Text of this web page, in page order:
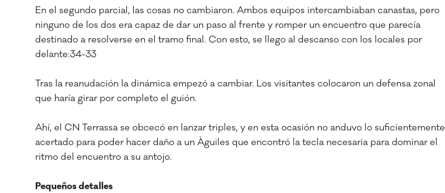
En el segundo parcial, las cosas no cambiaron. Ambos equipos intercambiaban canastas, pero
ninguno de los dos era capaz de dar un paso al frente y romper un encuentro que parecía
destinado a resolverse en el tramo final. Con esto, se llego al descanso con los locales por
delante:34-33
Tras la reanudación la dinámica empezó a cambiar. Los visitantes colocaron un defensa zonal
que haría girar por completo el guión.
Ahí, el CN Terrassa se obcecó en lanzar triples, y en esta ocasión no anduvo lo suficientemente
acertado para poder hacer daño a un Àguiles que encontró la tecla necesaria para dominar el
ritmo del encuentro a su antojo.
Pequeños detalles